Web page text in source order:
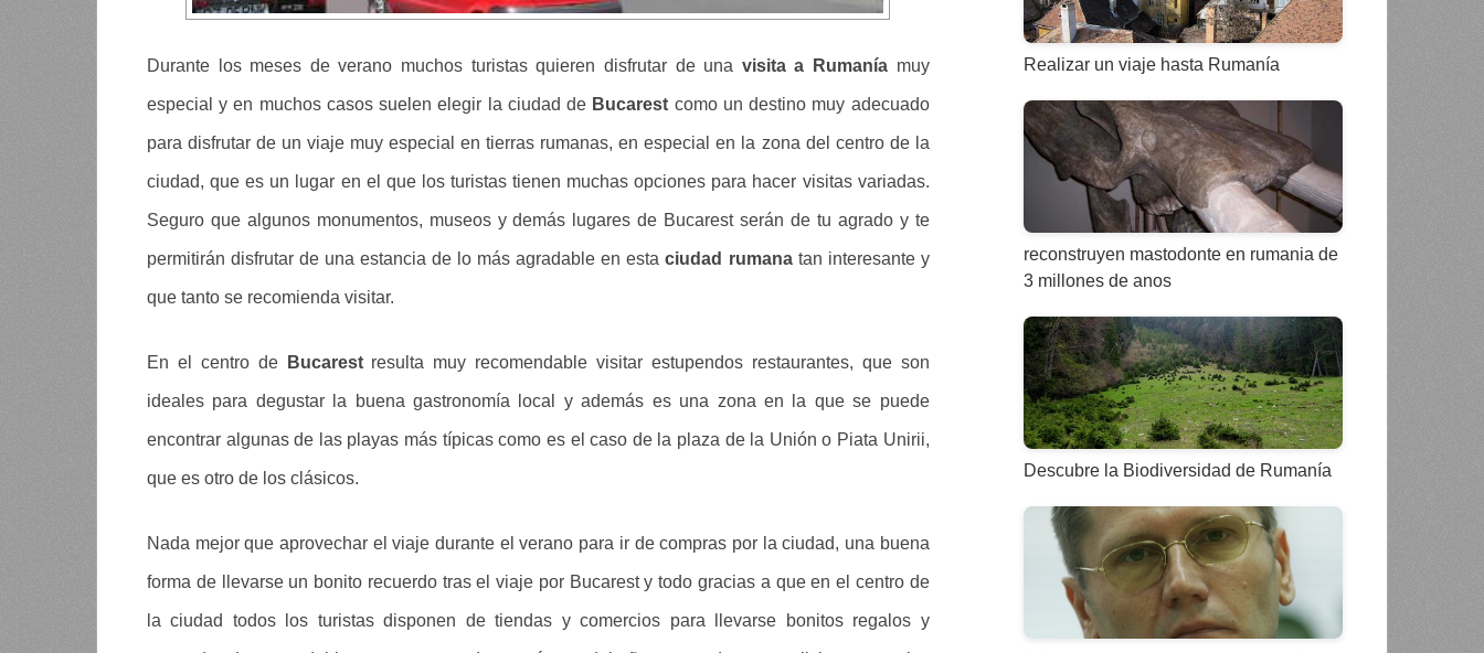
Durante los meses de verano muchos turistas quieren disfrutar de una visita a Rumanía muy
especial y en muchos casos suelen elegir la ciudad de Bucarest como un destino muy adecuado
para disfrutar de un viaje muy especial en tierras rumanas, en especial en la zona del centro de la
ciudad, que es un lugar en el que los turistas tienen muchas opciones para hacer visitas variadas.
Seguro que algunos monumentos, museos y demás lugares de Bucarest serán de tu agrado y te
permitirán disfrutar de una estancia de lo más agradable en esta ciudad rumana tan interesante y
que tanto se recomienda visitar.
En el centro de Bucarestresulta muy recomendable visitar estupendos restaurantes, que son
ideales para degustar la buena gastronomía local y además es una zona en la que se puede
encontrar algunas de las playas más típicas como es el caso de la plaza de la Unión o Piata Unirii,
que es otro de los clásicos.
Nada mejor que aprovechar el viaje durante el verano para ir de compras por la ciudad, una buena
forma de llevarse un bonito recuerdo tras el viaje por Bucarest y todo gracias a que en el centro de
la ciudad todos los turistas disponen de tiendas y comercios para llevarse bonitos regalos y
Realizar un viaje hasta Rumanía
reconstruyen mastodonte en rumania de
3 millones de anos
Descubre la Biodiversidad de Rumanía